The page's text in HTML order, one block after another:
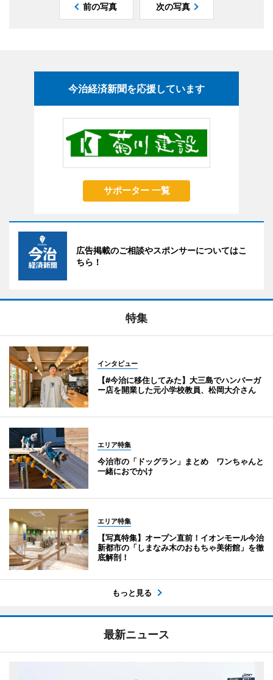
前の写真 次の写真
今治経済新聞を応援しています
サポーター 一覧
広告掲載のご相談やスポンサーについてはこ
ちら！
特集
インタビュー
【#今治に移住してみた】大三島でハンバーガ
ー店を開業した元小学校教員、松岡大介さん
エリア特集
今治市の「ドッグラン」まとめ ワンちゃんと
一緒におでかけ
エリア特集
【写真特集】オープン直前！イオンモール今治
新都市の「しまなみ木のおもちゃ美術館」を徹
底解剖！
もっと見る
最新ニュース